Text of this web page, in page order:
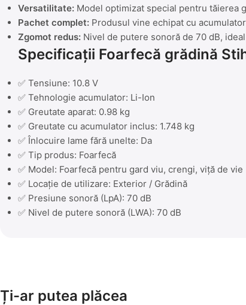
Versatilitate: Model optimizat special pentru tăierea
Pachet complet: Produsul vine echipat cu
Zgomot redus: Nivel de putere sonoră de 70 dB,
Specificații Foarfecă grădină
✅ Tensiune: 10.8 V
✅ Tehnologie acumulator: Li-Ion
✅ Greutate aparat: 0.98 kg
✅ Greutate cu acumulator inclus: 1.748 kg
✅ Înlocuire lame fără unelte: Da
✅ Tip produs: Foarfecă
✅ Model: Foarfecă pentru gard viu, crengi, viță de vie
✅ Locație de utilizare: Exterior / Grădină
✅ Presiune sonoră (LpA): 70 dB
✅ Nivel de putere sonoră (LWA): 70 dB
Ți-ar putea plăcea